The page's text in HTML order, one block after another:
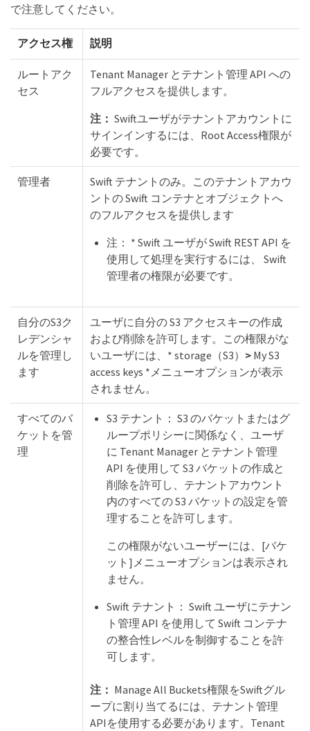
で注意してください。
アクセス権 説明
ルートアク
セス
Tenant Manager とテナント管理 API への
フルアクセスを提供します。
注： Swiftユーザがテナントアカウントに
サインインするには、Root Access権限が
必要です。
管理者
Swift テナントのみ。このテナントアカウ
ントの Swift コンテナとオブジェクトへ
のフルアクセスを提供します
注： * Swift ユーザが Swift REST API を
使用して処理を実行するには、 Swift
管理者の権限が必要です。
自分のS3ク
レデンシャ
ルを管理し
ます
ユーザに自分の S3 アクセスキーの作成
および削除を許可します。この権限がな
いユーザには、* storage（S3） >My S3
access keys *メニューオプションが表示
されません。
すべてのバ
ケットを管
理
S3 テナント： S3 のバケットまたはグ
ループポリシーに関係なく、ユーザ
に Tenant Manager とテナント管理
API を使用して S3 バケットの作成と
削除を許可し、テナントアカウント
内のすべての S3 バケットの設定を管
理することを許可します。
この権限がないユーザーには、[バケ
ット]メニューオプションは表示され
ません。
Swift テナント： Swift ユーザにテナン
ト管理 API を使用して Swift コンテナ
の整合性レベルを制御することを許
可します。
注： Manage All Buckets権限をSwiftグル
ープに割り当てるには、テナント管理
APIを使用する必要があります。Tenant